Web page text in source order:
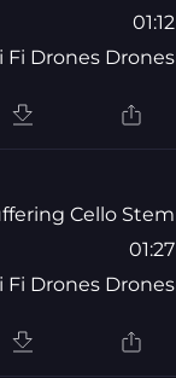
01:12
Fi Drones Drones
Cello Stem
01:27
Fi Drones Drones